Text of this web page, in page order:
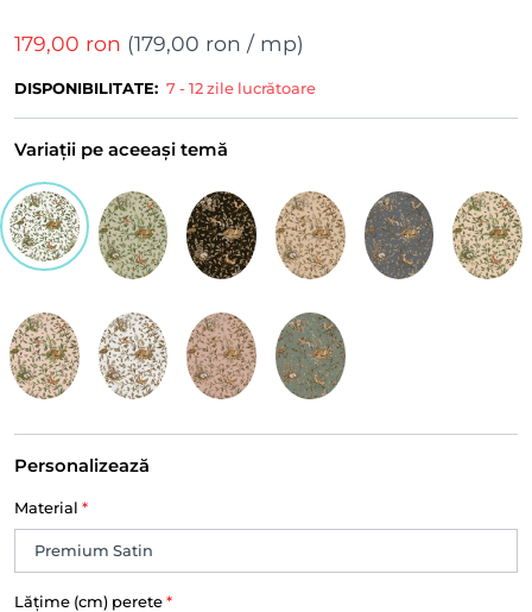
179,00 ron (179,00 ron / mp)
DISPONIBILITATE: 7 - 12 zile lucrătoare
Variații pe aceeași temă
Personalizează
Material *
Lățime (cm) perete *